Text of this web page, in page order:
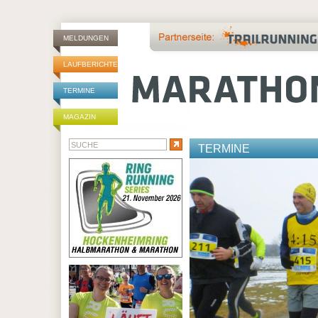
MELDUNGEN
LAUFBERICHTE
TERMINE
MAGAZIN
TERMINE